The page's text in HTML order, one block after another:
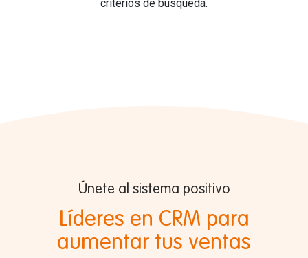
criterios de búsqueda.
Únete al sistema positivo
Líderes en CRM para
aumentar tus ventas